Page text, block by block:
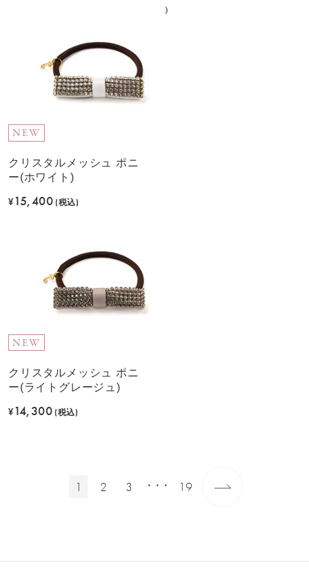
NEW
クリスタルメッシュ ポニ
ー(ホワイト)
¥ 15,400(税込)
NEW
クリスタルメッシュ ポニ
ー(ライトグレージュ)
¥ 14,300(税込)
1 2 3 ・・・ 19